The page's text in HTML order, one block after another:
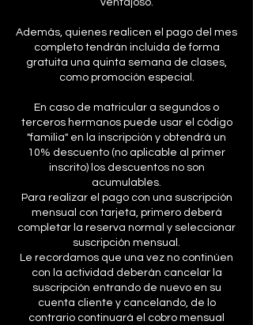
ventajoso.
Además, quienes realicen el pago del mes
completo tendrán incluida de forma
gratuita una quinta semana de clases,
como promoción especial.
En caso de matricular a segundos o
terceros hermanos puede usar el código
"familia" en la inscripción y obtendrá un
10% descuento (no aplicable al primer
inscrito) los descuentos no son
acumulables.
Para realizar el pago con una suscripción
mensual con tarjeta, primero deberá
completar la reserva normal y seleccionar
suscripción mensual.
Le recordamos que una vez no continúen
con la actividad deberán cancelar la
suscripción entrando de nuevo en su
cuenta cliente y cancelando, de lo
contrario continuará el cobro mensual